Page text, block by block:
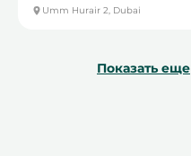
Umm Hurair 2, Dubai
Показать еще